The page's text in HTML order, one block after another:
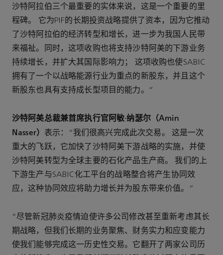
沙特阿拉伯三个最重要的实体来说，这是一个重要的里
程碑。 它为PIF的长期投资战略提供了资本，因为它推动
了沙特阿拉伯的经济转型和增长，进一步为我国人民带
来福祉。同时，这项收购也将支持沙特阿美的下游业务
持续增长，并扩大其国际影响力； 这项收购也使SABIC
拥有了一个以战略能源行业为重点的新股东，并且这个
新股东也具有支持成长型项目的能力。”
沙特阿美总裁兼首席执行官阿敏·纳瑟尔（Amin
Nasser）
表示：“我们很高兴完成此次交易。 这是一次
重大的飞跃，它加快了沙特阿美下游战略的实施，并使
沙特阿美转型为全球主要的石化产品生产商。 我们的上
下游生产与SABIC化工平台的战略整合将产生协同效
应，这种协同效应将助力增长并为股东带来价值。”
“尽管新冠肺炎疫情迫使许多公司修改甚至重新考虑其长
期战略，但我们长期的业务聚焦、财务实力和应变能力
使我们能够完成这一历史性交易。它翻开了两家公司历